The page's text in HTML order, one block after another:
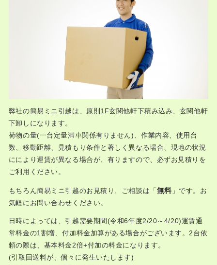
弊社の簡易ミニ引越は、原則1F玄関他軒下積み込み、玄関他軒
下卸しになります。
荷物の量(一台定量満車関係有りません)、作業内容、使用台
数、移動距離、見積もり条件と著しく異なる場合、現地の状況
ににより運賃が異なる場合が、有りますので、必ずお見積りを
ご利用ください。
もちろん簡易ミニ引越のお見積り、ご相談は「無料 」です。お
気軽にお問い合わせください。
日時によっては、引越需要期間(令和6年度2/20～4/20)運賃通
常料金の1割増、付加料金加算がある場合がございます。2台依
頼の際は、基本料金2倍+付加の料金になります。
(引取回送料が、個々に発生いたします)